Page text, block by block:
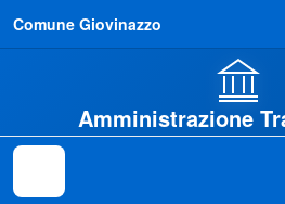
Comune Giovinazzo
Amministrazione